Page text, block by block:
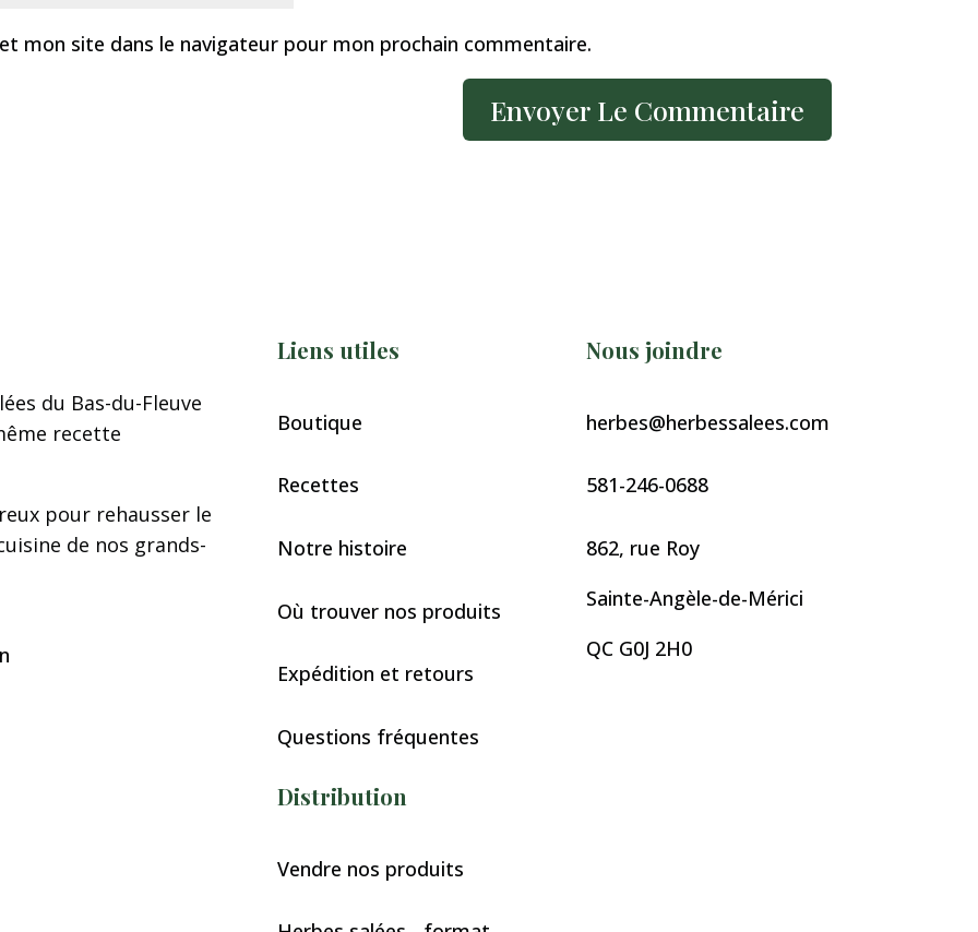
mon site dans le navigateur pour mon prochain commentaire.
du Bas-du-Fleuve
recette
pour rehausser le
de nos grands-
Liens utiles
Boutique
Recettes
Notre histoire
Où trouver nos produits
Expédition et retours
Questions fréquentes
Distribution
Vendre nos produits
Nous joindre
herbes@herbessalees.com
581-246-0688
862, rue Roy
Sainte-Angèle-de-Mérici
QC G0J 2H0